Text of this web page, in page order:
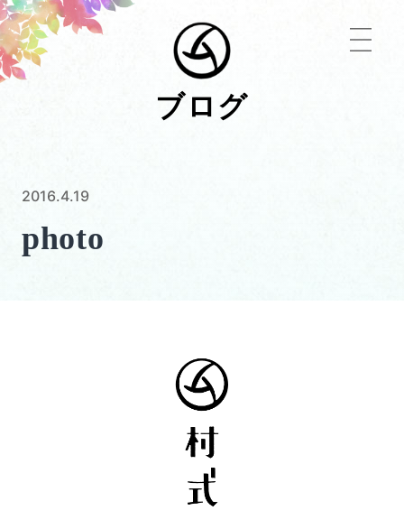
ブログ
2016.4.19
photo